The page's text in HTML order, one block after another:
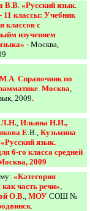
В.В. «Русский язык.
11 классы: Учебник
классов с
изучением
- Москва,
М.А. Справочник по
. Москва,
2009.
Л.Н., Ильина Н.И.,
Е.В., Кузьмина
язык.
6-го класса средней
2009
«Категория
как часть речи»,
О.В., МОУ СОШ №
.